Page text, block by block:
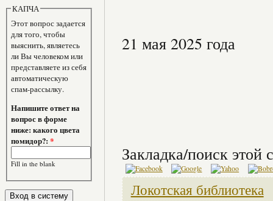
КАПЧА
Этот вопрос задается
для того, чтобы
выяснить, являетесь
ли Вы человеком или
представляете из себя
автоматическую
спам-рассылку.
Напишите ответ на
вопрос в форме
ниже: какого цвета
помидор?:*
Fill in the blank
21 мая 2025 года
Закладка/поиск этой
Локотская библиотека